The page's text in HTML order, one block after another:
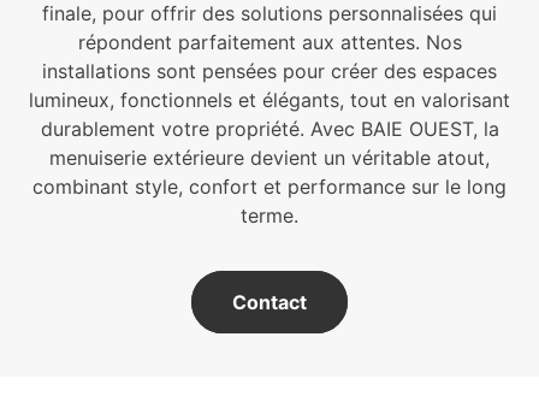
finale, pour offrir des solutions personnalisées qui
répondent parfaitement aux attentes. Nos
installations sont pensées pour créer des espaces
lumineux, fonctionnels et élégants, tout en valorisant
durablement votre propriété. Avec BAIE OUEST, la
menuiserie extérieure devient un véritable atout,
combinant style, confort et performance sur le long
terme.
Contact